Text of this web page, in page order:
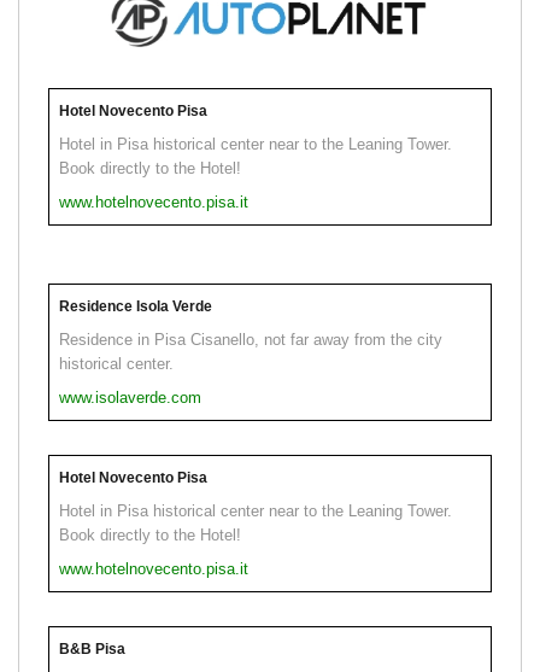
Hotel Novecento Pisa
Hotel in Pisa historical center near to the Leaning Tower.
Book directly to the Hotel!
www.hotelnovecento.pisa.it
Residence Isola Verde
Residence in Pisa Cisanello, not far away from the city
historical center.
www.isolaverde.com
Hotel Novecento Pisa
Hotel in Pisa historical center near to the Leaning Tower.
Book directly to the Hotel!
www.hotelnovecento.pisa.it
B&B Pisa